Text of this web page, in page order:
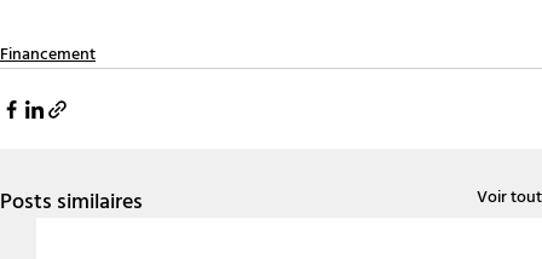
Financement
Posts similaires Voir tout